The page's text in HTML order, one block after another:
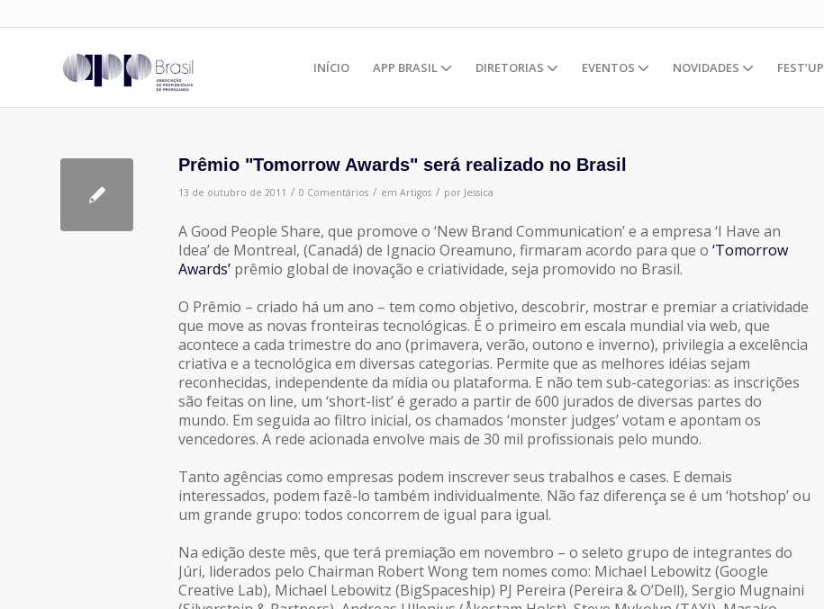
INÍCIO APP BRASIL DIRETORIAS EVENTOS NOVIDADES FEST’UP
Prêmio "Tomorrow Awards" será realizado no Brasil
13 de outubro de 2011 / 0 Comentários / em Artigos / por Jessica
A Good People Share, que promove o ‘New Brand Communication’ e a empresa ‘I Have an
Idea’ de Montreal, (Canadá) de Ignacio Oreamuno, firmaram acordo para que o ‘Tomorrow
Awards’ prêmio global de inovação e criatividade, seja promovido no Brasil.
O Prêmio – criado há um ano – tem como objetivo, descobrir, mostrar e premiar a criatividade
que move as novas fronteiras tecnológicas. É o primeiro em escala mundial via web, que
acontece a cada trimestre do ano (primavera, verão, outono e inverno), privilegia a excelência
criativa e a tecnológica em diversas categorias. Permite que as melhores idéias sejam
reconhecidas, independente da mídia ou plataforma. E não tem sub-categorias: as inscrições
são feitas on line, um ‘short-list’ é gerado a partir de 600 jurados de diversas partes do
mundo. Em seguida ao filtro inicial, os chamados ‘monster judges’ votam e apontam os
vencedores. A rede acionada envolve mais de 30 mil profissionais pelo mundo.
Tanto agências como empresas podem inscrever seus trabalhos e cases. E demais
interessados, podem fazê-lo também individualmente. Não faz diferença se é um ‘hotshop’ ou
um grande grupo: todos concorrem de igual para igual.
Na edição deste mês, que terá premiação em novembro – o seleto grupo de integrantes do
Júri, liderados pelo Chairman Robert Wong tem nomes como: Michael Lebowitz (Google
Creative Lab), Michael Lebowitz (BigSpaceship) PJ Pereira (Pereira & O’Dell), Sergio Mugnaini